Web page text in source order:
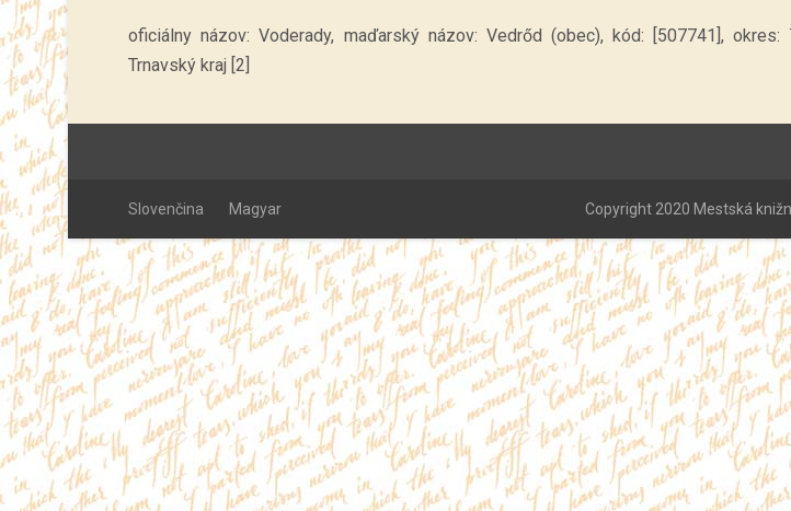
oficiálny názov: Voderady, maďarský názov: Vedrőd (obec), kód: [507741], okres:
Trnavský kraj [2]
Slovenčina Magyar Copyright 2020 Mestská